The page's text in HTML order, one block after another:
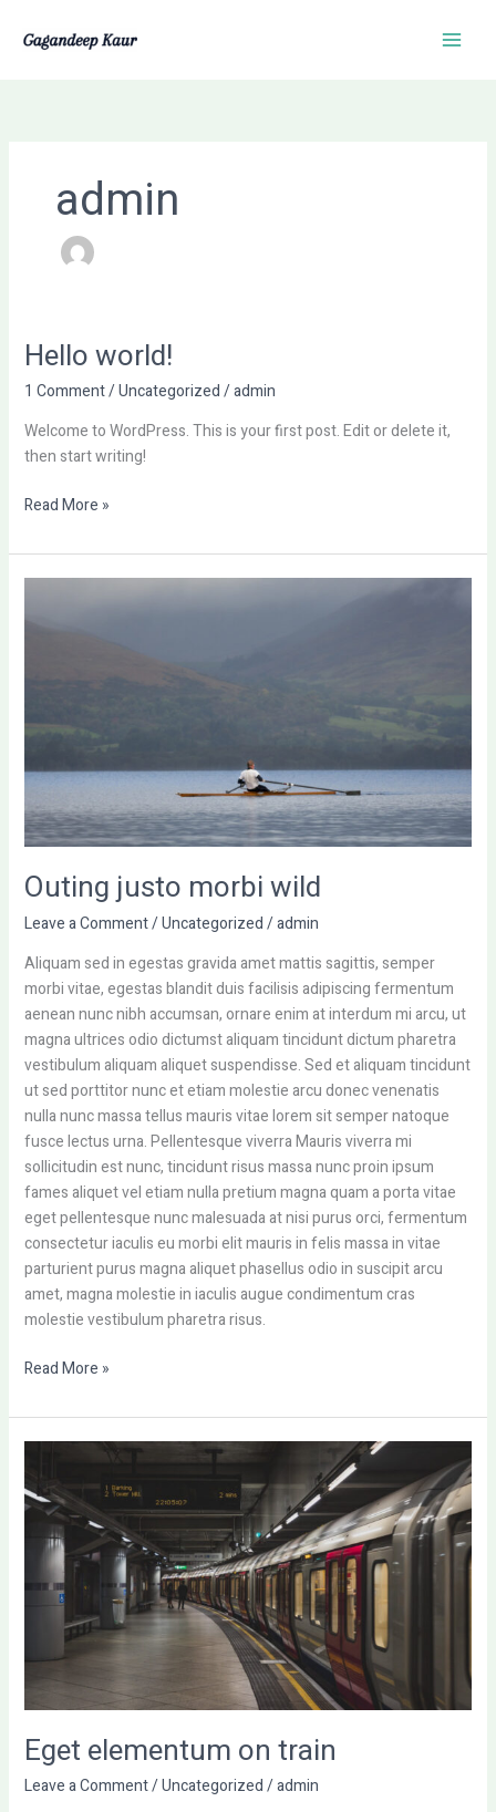
admin
Hello world!
1 Comment/Uncategorized/admin
Welcome to WordPress. This is your first post. Edit or delete it,
then start writing!
Hello
Read More »
Outing justo morbi wild
Leave a Comment/Uncategorized/admin
Aliquam sed in egestas gravida amet mattis sagittis, semper
morbi vitae, egestas blandit duis facilisis adipiscing fermentum
aenean nunc nibh accumsan, ornare enim at interdum mi arcu, ut
magna ultrices odio dictumst aliquam tincidunt dictum pharetra
vestibulum aliquam aliquet suspendisse. Sed et aliquam tincidunt
ut sed porttitor nunc et etiam molestie arcu donec venenatis
nulla nunc massa tellus mauris vitae lorem sit semper natoque
fusce lectus urna. Pellentesque viverra Mauris viverra mi
sollicitudin est nunc, tincidunt risus massa nunc proin ipsum
fames aliquet vel etiam nulla pretium magna quam a porta vitae
eget pellentesque nunc malesuada at nisi purus orci, fermentum
consectetur iaculis eu morbi elit mauris in felis massa in vitae
parturient purus magna aliquet phasellus odio in suscipit arcu
amet, magna molestie in iaculis augue condimentum cras
molestie vestibulum pharetra risus.
justo
Read More »
Eget elementum on train
Leave a Comment/Uncategorized/admin
on
train